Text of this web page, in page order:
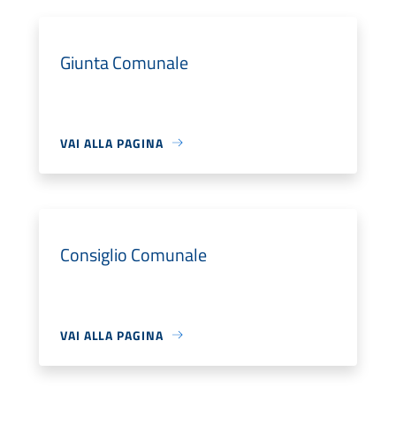
Giunta Comunale
VAI ALLA PAGINA
Consiglio Comunale
VAI ALLA PAGINA